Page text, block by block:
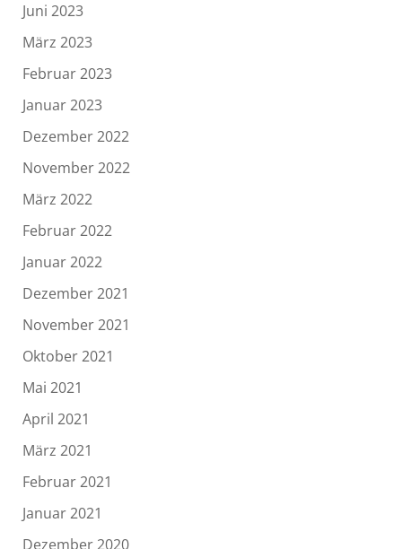
Juni 2023
März 2023
Februar 2023
Januar 2023
Dezember 2022
November 2022
März 2022
Februar 2022
Januar 2022
Dezember 2021
November 2021
Oktober 2021
Mai 2021
April 2021
März 2021
Februar 2021
Januar 2021
Dezember 2020